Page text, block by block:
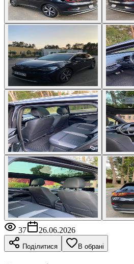
37 26.06.2026
Поділитися В обрані